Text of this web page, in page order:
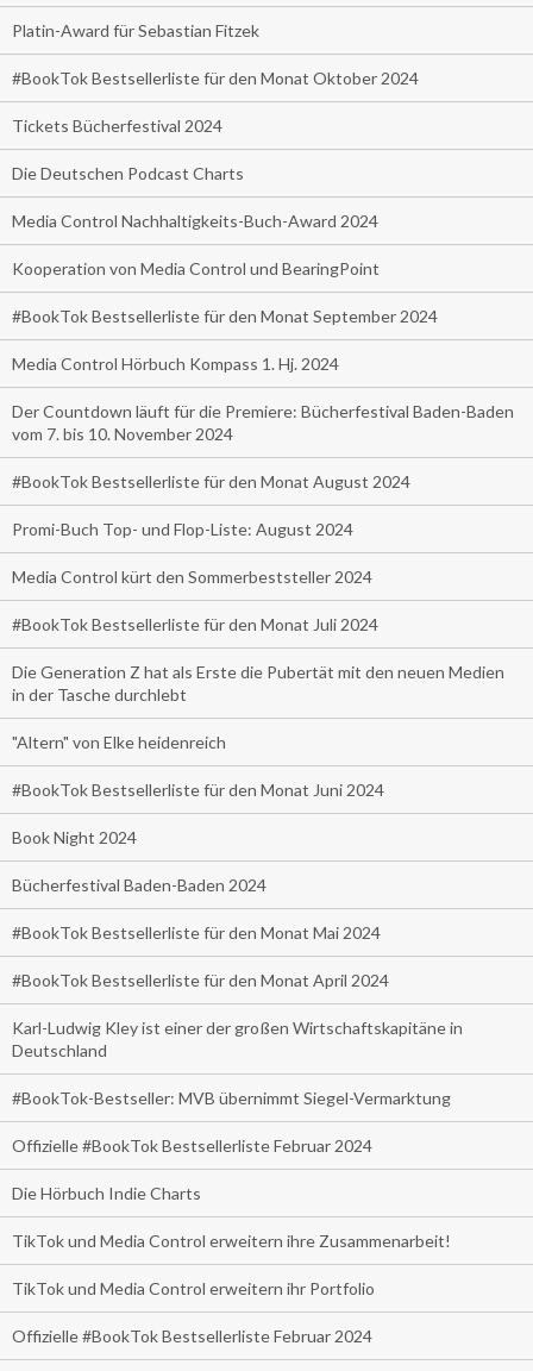
Platin-Award für Sebastian Fitzek
#BookTok Bestsellerliste für den Monat Oktober 2024
Tickets Bücherfestival 2024
Die Deutschen Podcast Charts
Media Control Nachhaltigkeits-Buch-Award 2024
Kooperation von Media Control und BearingPoint
#BookTok Bestsellerliste für den Monat September 2024
Media Control Hörbuch Kompass 1. Hj. 2024
Der Countdown läuft für die Premiere: Bücherfestival Baden-Baden
vom 7. bis 10. November 2024
#BookTok Bestsellerliste für den Monat August 2024
Promi-Buch Top- und Flop-Liste: August 2024
Media Control kürt den Sommerbeststeller 2024
#BookTok Bestsellerliste für den Monat Juli 2024
Die Generation Z hat als Erste die Pubertät mit den neuen Medien
in der Tasche durchlebt
"Altern" von Elke heidenreich
#BookTok Bestsellerliste für den Monat Juni 2024
Book Night 2024
Bücherfestival Baden-Baden 2024
#BookTok Bestsellerliste für den Monat Mai 2024
#BookTok Bestsellerliste für den Monat April 2024
Karl-Ludwig Kley ist einer der großen Wirtschaftskapitäne in
Deutschland
#BookTok-Bestseller: MVB übernimmt Siegel-Vermarktung
Offizielle #BookTok Bestsellerliste Februar 2024
Die Hörbuch Indie Charts
TikTok und Media Control erweitern ihre Zusammenarbeit!
TikTok und Media Control erweitern ihr Portfolio
Offizielle #BookTok Bestsellerliste Februar 2024